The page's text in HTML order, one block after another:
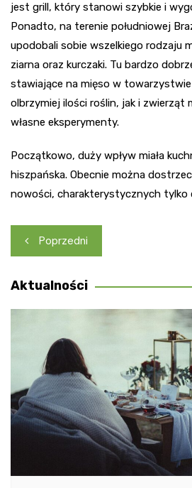
jest grill, który stanowi szybkie i
Ponadto, na terenie południowej
upodobali sobie wszelkiego rodzaju
ziarna oraz kurczaki. Tu bardzo
stawiające na mięso w towarzystwie
olbrzymiej ilości roślin, jak i zwierząt
własne eksperymenty.
Początkowo, duży wpływ miała
hiszpańska. Obecnie można
nowości, charakterystycznych tylko
Nawigacja
wpisu
Poprzedni
Aktualności